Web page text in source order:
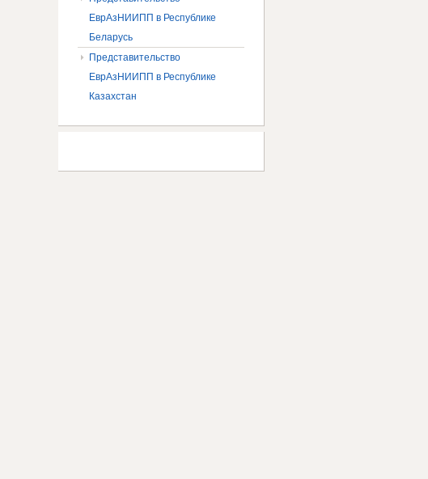
ЕврАзНИИПП в Республике
Беларусь
Представительство
ЕврАзНИИПП в Республике
Казахстан